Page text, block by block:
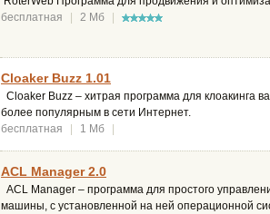
бесплатная
| 2 Мб |
Cloaker Buzz 1.01
Cloaker Buzz – хитрая программа для клоакинга
более популярным в сети Интернет.
бесплатная
| 1 Мб |
ACL Manager 2.0
ACL Manager – программа для простого
машины, с установленной на ней операционной